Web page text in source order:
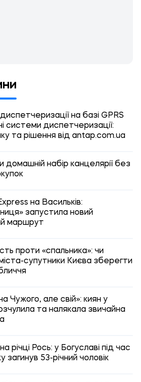
на базі GPRS
системи диспетчеризації:
та рішення від antap.com.ua
домашній набір канцелярії без
на Васильків:
запустила новий
маршрут
проти «спальника»: чи
супутники Києва зберегти
Чужого, але свій»: киян у
та налякала звичайна
річці Рось: у Богуславі під час
загинув 53-річний чоловік